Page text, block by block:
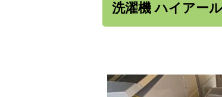
洗濯機 ハイアー